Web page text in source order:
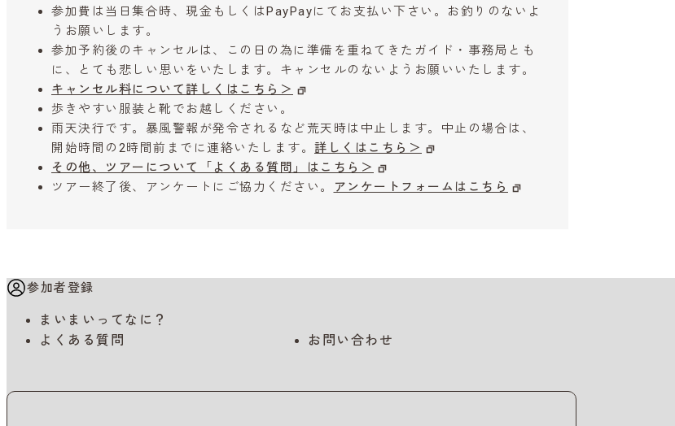
参加費は当日集合時、現金もしくはPayPayにてお支払い下さい。お釣りのないよ
うお願いします。
参加予約後のキャンセルは、この日の為に準備を重ねてきたガイド・事務局とも
に、とても悲しい思いをいたします。キャンセルのないようお願いいたします。
キャンセル料について詳しくはこちら＞
歩きやすい服装と靴でお越しください。
雨天決行です。暴風警報が発令されるなど荒天時は中止します。中止の場合は、
開始時間の2時間前までに連絡いたします。 詳しくはこちら＞
その他、ツアーについて「よくある質問」はこちら＞
ツアー終了後、アンケートにご協力ください。
アンケートフォームはこちら
参加者登録
まいまいってなに？
よくある質問
お問い合わせ